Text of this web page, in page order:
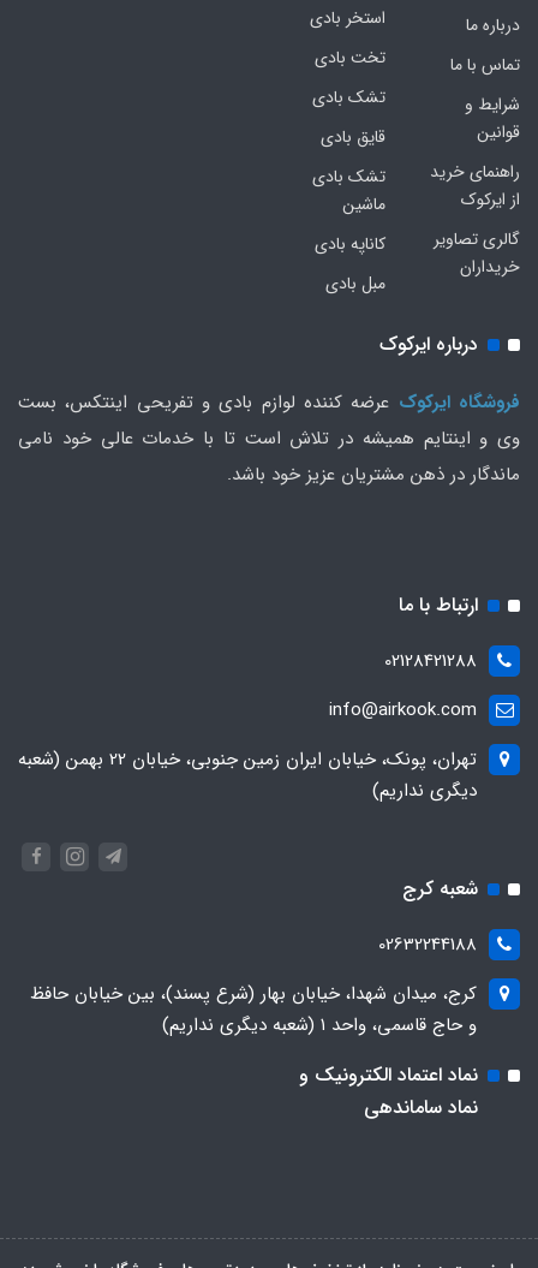
درباره ما
تماس با ما
شرایط و
قوانین
راهنمای خرید
از ایرکوک
گالری تصاویر
خریداران
استخر بادی
تخت بادی
تشک بادی
قایق بادی
تشک بادی
ماشین
کاناپه بادی
مبل بادی
درباره ایرکوک
فروشگاه ایرکوک عرضه کننده لوازم بادی و تفریحی اینتکس، بست
وی و اینتایم همیشه در تلاش است تا با خدمات عالی خود نامی
ماندگار در ذهن مشتریان عزیز خود باشد.
ارتباط با ما
02128421288
info@airkook.com
تهران، پونک، خیابان ایران زمین جنوبی، خیابان 22 بهمن (شعبه
دیگری نداریم)
شعبه کرج
02632244188
کرج، میدان شهدا، خیابان بهار (شرع پسند)، بین خیابان حافظ
و حاج قاسمی، واحد ۱ (شعبه دیگری نداریم)
نماد اعتماد الکترونیک و
نماد ساماندهی